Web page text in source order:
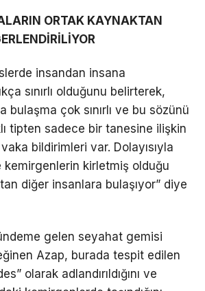
ORTAK KAYNAKTAN
insandan insana
sınırlı olduğunu belirterek,
bulaşma çok sınırlı ve bu sözünü
tipten sadece bir tanesine ilişkin
bildirimleri var. Dolayısıyla
kemirgenlerin kirletmiş olduğu
diğer insanlara bulaşıyor” diye
gelen seyahat gemisi
Azap, burada tespit edilen
olarak adlandırıldığını ve